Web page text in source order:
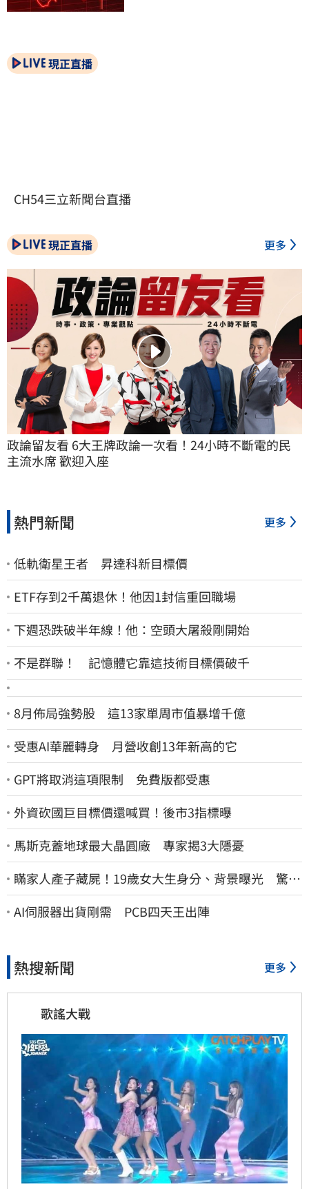
現正直播
CH54三立新聞台直播
現正直播 更多
政論留友看 6大王牌政論一次看！24小時不斷電的民
主流水席 歡迎入座
熱門新聞 更多
低軌衛星王者 昇達科新目標價
ETF存到2千萬退休！他因1封信重回職場
下週恐跌破半年線！他：空頭大屠殺剛開始
不是群聯！ 記憶體它靠這技術目標價破千
8月佈局強勢股 這13家單周市值暴增千億
受惠AI華麗轉身 月營收創13年新高的它
GPT將取消這項限制 免費版都受惠
外資砍國巨目標價還喊買！後市3指標曝
馬斯克蓋地球最大晶圓廠 專家揭3大隱憂
瞞家人產子藏屍！19歲女大生身分、背景曝光 驚見
「產檢紀錄全空白」
AI伺服器出貨剛需 PCB四天王出陣
熱搜新聞 更多
歌謠大戰